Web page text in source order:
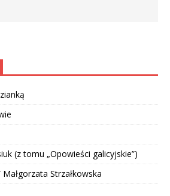
(z tomu „Opowieści galicyjskie”)
Strzałkowska